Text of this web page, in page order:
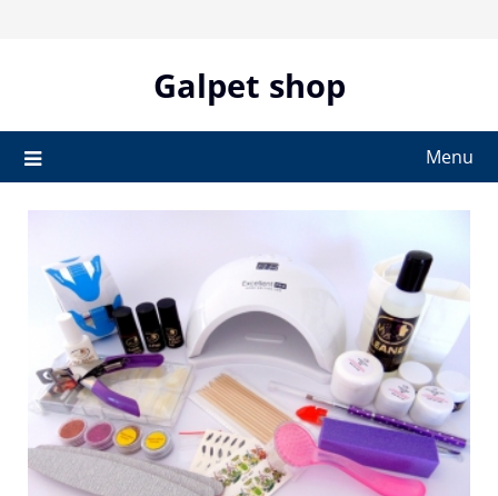
Galpet shop
Menu